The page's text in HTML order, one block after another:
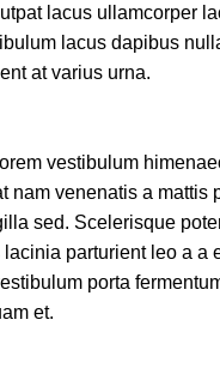
lacus ullamcorper
lacus dapibus
at varius urna.
vestibulum
nam venenatis a mattis
sed. Scelerisque
parturient leo a a
porta
et.